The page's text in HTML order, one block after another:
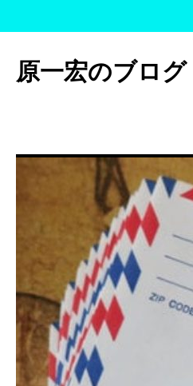
テ
ン
ッ
原一宏のブロ